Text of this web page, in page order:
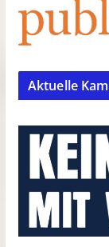
Aktuelle